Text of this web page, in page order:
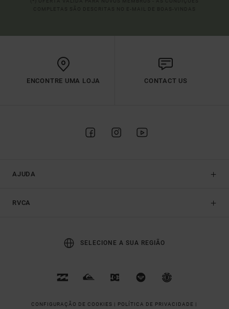
ENCONTRE UMA LOJA CONTACT US
AJUDA
RVCA
SELECIONE A SUA REGIÃO
CONFIGURAÇÃO DE COOKIES | POLÍTICA DE PRIVACIDADE |